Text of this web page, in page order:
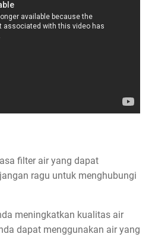
filter air yang dapat
ragu untuk menghubungi
meningkatkan kualitas air
dapat menggunakan air yang